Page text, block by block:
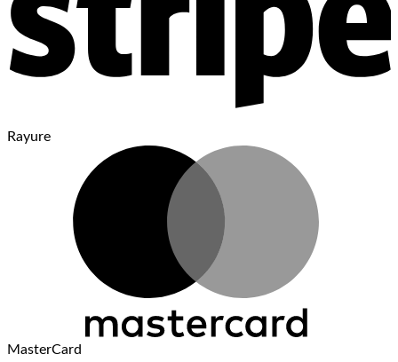
Rayure
MasterCard